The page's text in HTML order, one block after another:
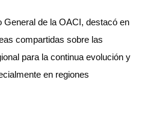
de la OACI, destacó en
compartidas sobre las
para la continua evolución y
en regiones